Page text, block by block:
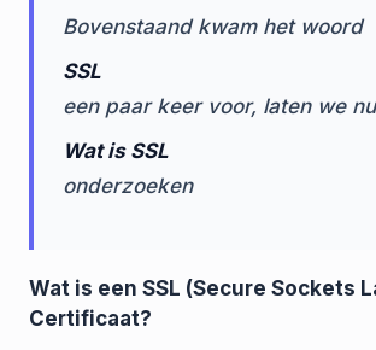
Bovenstaand kwam het woord
SSL
een paar keer voor, laten we nu
Wat is SSL
onderzoeken
Wat is een SSL (Secure Sockets
Certificaat?